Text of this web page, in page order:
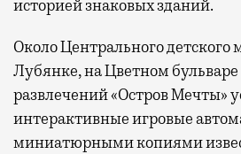
историей знаковых зданий.
Около Центрального детского
Лубянке, на Цветном
развлечений «Остров Мечты»
интерактивные игровые
миниатюрными копиями